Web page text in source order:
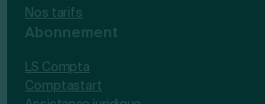
Nos tarifs
Abonnement
LS Compta
Comptastart